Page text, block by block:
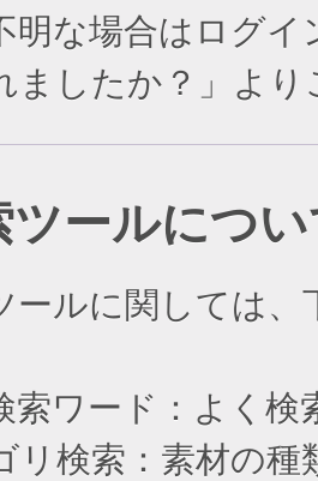
な場合はログイ
ましたか？」よ
ツールにつ
ールに関しては
索ワード：よく
リ検索：素材の